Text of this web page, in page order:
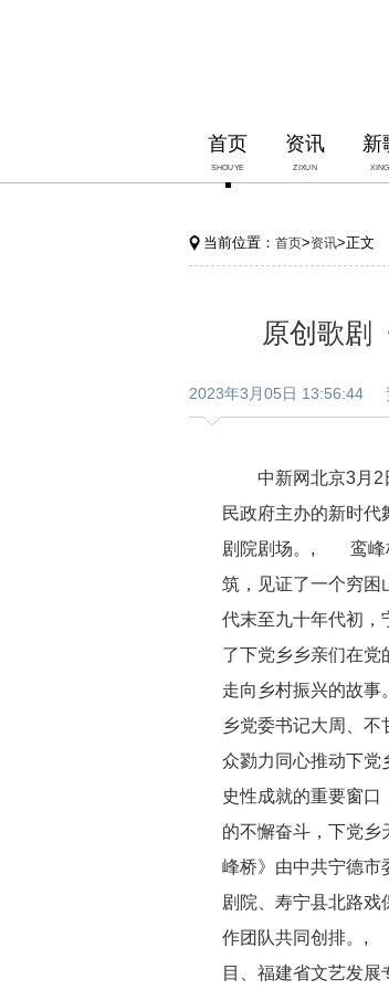
首页
SHOUYE
资讯
ZIXUN
新
当前位置： 首页>资讯>正文
原创歌剧
2023年3月05日 13:56:44
中新网北京3月2日
民政府主办的新时
剧院剧场。, 鸾峰桥
筑，见证了一个穷困
代末至九十年代初，
了下党乡乡亲们在党
走向乡村振兴的故
乡党委书记大周、
众勠力同心推动下
史性成就的重要窗
的不懈奋斗，下党
峰桥》由中共宁德市
剧院、寿宁县北路戏
作团队共同创排。,
目、福建省文艺发